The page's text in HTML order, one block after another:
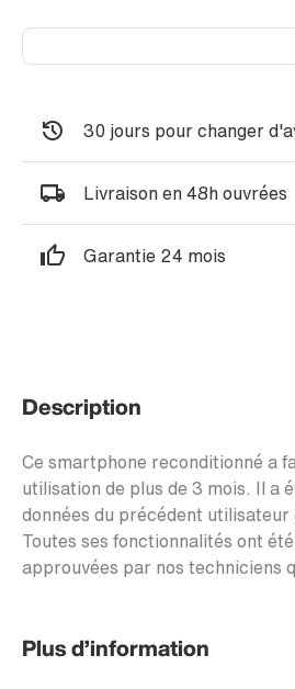
30 jours pour changer
Livraison en 48h ouvrées
Garantie 24 mois
Description
Ce smartphone reconditionné a
utilisation de plus de 3 mois. Il a
données du précédent
Toutes ses fonctionnalités ont
approuvées par nos techniciens
Plus d’information